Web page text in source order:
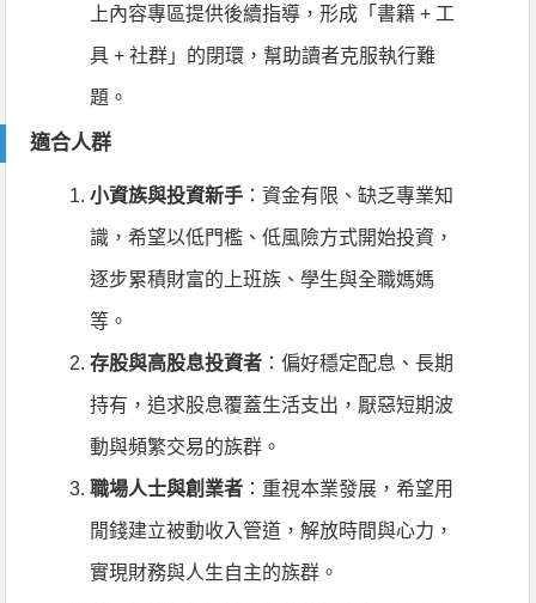
上內容專區提供後續指導，形成「書籍 + 工
具 + 社群」的閉環，幫助讀者克服執行難
題。
適合人群
小資族與投資新手 ：資金有限、缺乏專業知
識，希望以低門檻、低風險方式開始投資，
逐步累積財富的上班族、學生與全職媽媽
等。
存股與高股息投資者 ：偏好穩定配息、長期
持有，追求股息覆蓋生活支出，厭惡短期波
動與頻繁交易的族群。
職場人士與創業者 ：重視本業發展，希望用
閒錢建立被動收入管道，解放時間與心力，
實現財務與人生自主的族群。